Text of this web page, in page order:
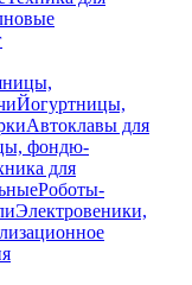
Йогуртницы,
Автоклавы для
фондю-
для
Роботы-
Электровеники,